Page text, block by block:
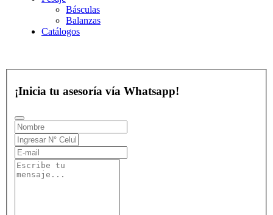
Básculas
Balanzas
Catálogos
¡Inicia tu asesoría vía Whatsapp!